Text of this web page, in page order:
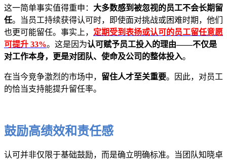
这一简单事实值得重申： 大多数感到被忽视的员工不会长期留
任。当员工持续获得认可时，即使面对挑战或困难时期，他们
也更可能留任。事实上， 定期受到表扬或认可的员工留任意愿
可提升 33%。这是因为认可赋予员工投入的理由——不仅是
对工作本身，更是对团队、使命及公司的整体投入。
在当今竞争激烈的市场中， 留住人才至关重要。因此，对员工
的恰当支持能提升留任率。
鼓励高绩效和责任感
认可并非仅限于基础鼓励，而是确立明确标准。当团队知晓卓